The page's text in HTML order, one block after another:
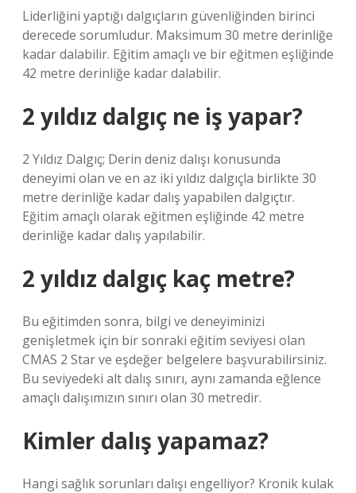
Liderliğini yaptığı dalgıçların güvenliğinden birinci
derecede sorumludur. Maksimum 30 metre derinliğe
kadar dalabilir. Eğitim amaçlı ve bir eğitmen eşliğinde
42 metre derinliğe kadar dalabilir.
2 yıldız dalgıç ne iş yapar?
2 Yıldız Dalgıç; Derin deniz dalışı konusunda
deneyimi olan ve en az iki yıldız dalgıçla birlikte 30
metre derinliğe kadar dalış yapabilen dalgıçtır.
Eğitim amaçlı olarak eğitmen eşliğinde 42 metre
derinliğe kadar dalış yapılabilir.
2 yıldız dalgıç kaç metre?
Bu eğitimden sonra, bilgi ve deneyiminizi
genişletmek için bir sonraki eğitim seviyesi olan
CMAS 2 Star ve eşdeğer belgelere başvurabilirsiniz.
Bu seviyedeki alt dalış sınırı, aynı zamanda eğlence
amaçlı dalışımızın sınırı olan 30 metredir.
Kimler dalış yapamaz?
Hangi sağlık sorunları dalışı engelliyor? Kronik kulak